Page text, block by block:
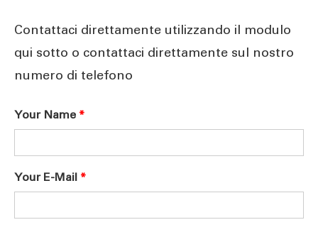
Contattaci direttamente utilizzando il modulo
qui sotto o contattaci direttamente sul nostro
numero di telefono
Your Name
Your E-Mail